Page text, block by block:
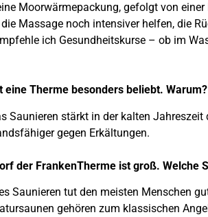
Moorwärmepackung, gefolgt von
Massage noch intensiver helfen, die
ich Gesundheitskurse – ob im
eine Therme besonders beliebt. Warum?
Saunieren stärkt in der kalten
gegen Erkältungen.
der FrankenTherme ist groß. Welche
Saunieren tut den meisten Menschen
gehören zum klassischen